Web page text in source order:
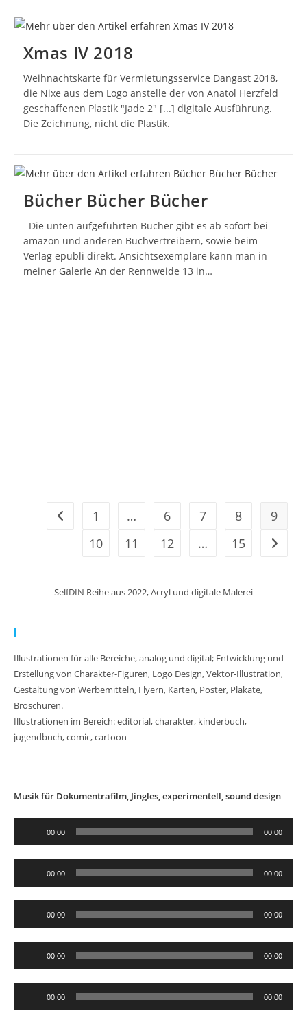
Xmas IV 2018
Weihnachtskarte für Vermietungsservice Dangast 2018,
die Nixe aus dem Logo anstelle der von Anatol Herzfeld
geschaffenen Plastik "Jade 2" [...] digitale Ausführung.
Die Zeichnung, nicht die Plastik.
Bücher Bücher Bücher
Die unten aufgeführten Bücher gibt es ab sofort bei
amazon und anderen Buchvertreibern, sowie beim
Verlag epubli direkt. Ansichtsexemplare kann man in
meiner Galerie An der Rennweide 13 in…
Zur vorherigen Seite
1 … 6 7 8
9
10
11 12 … 15 Zur
SelfDIN Reihe aus 2022, Acryl und digitale Malerei
Illustrationen für alle Bereiche, analog und digital; Entwicklung und
Erstellung von Charakter-Figuren, Logo Design, Vektor-Illustration,
Gestaltung von Werbemitteln, Flyern, Karten, Poster, Plakate,
Broschüren.
Illustrationen im Bereich: editorial, charakter, kinderbuch,
jugendbuch, comic, cartoon
Musik für Dokumentrafilm, Jingles, experimentell, sound design
00:00 00:00
00:00 00:00
00:00 00:00
00:00 00:00
00:00 00:00